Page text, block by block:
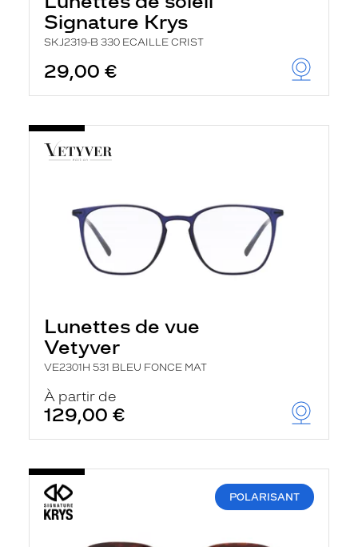
Signature Krys
SKJ2319-B 330 ECAILLE CRIST
29,00 €
Lunettes de vue
Vetyver
VE2301H 531 BLEU FONCE MAT
À partir de
129,00 €
POLARISANT